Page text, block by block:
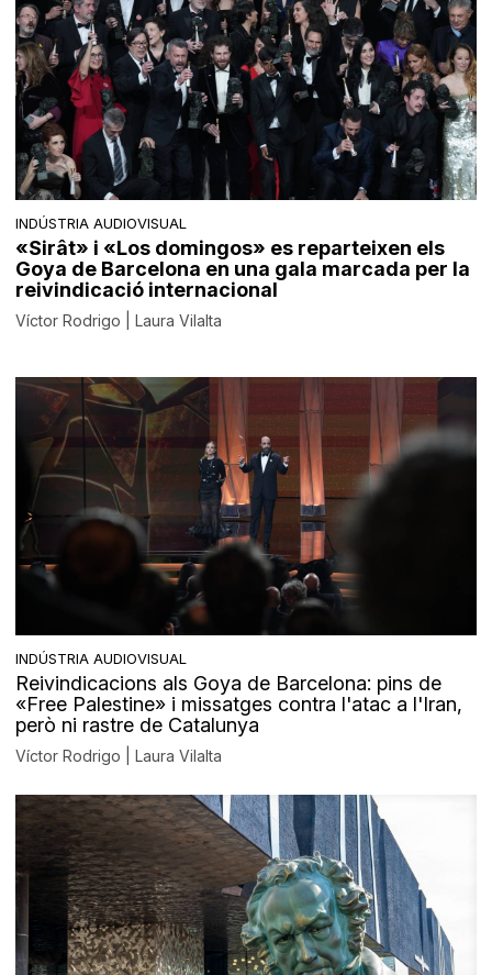
INDÚSTRIA AUDIOVISUAL
«Sirât» i «Los domingos» es reparteixen els
Goya de Barcelona en una gala marcada per la
reivindicació internacional
Víctor Rodrigo | Laura Vilalta
INDÚSTRIA AUDIOVISUAL
Reivindicacions als Goya de Barcelona: pins de
«Free Palestine» i missatges contra l'atac a l'Iran,
però ni rastre de Catalunya
Víctor Rodrigo | Laura Vilalta